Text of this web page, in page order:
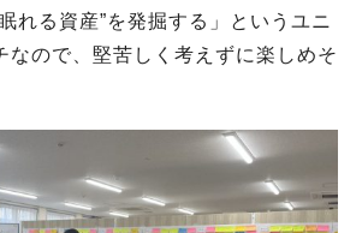
れる資産”を発掘する」というユニ
なので、堅苦しく考えずに楽しめそ